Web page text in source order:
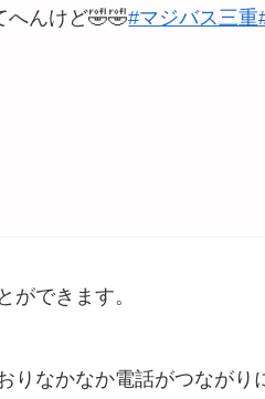
へんけど🤣🤣#マジバス三重
ができます。
りなかなか電話がつながり